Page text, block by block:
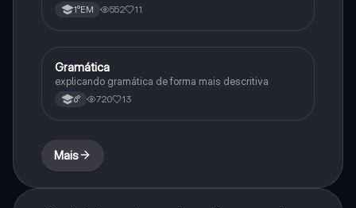
1°EM 552 11
Português
Gramática
explicando gramática de forma mais descritiva
6° 720 13
Mais